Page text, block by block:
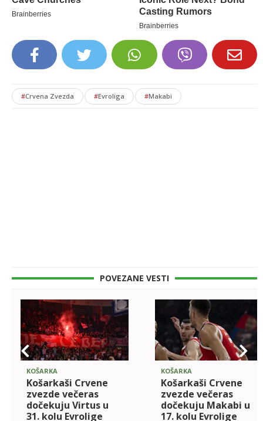
#Crvena Zvezda #Evroliga #Makabi
POVEZANE VESTI
KOŠARKA
Košarkaši Crvene
zvezde večeras
dočekuju Virtus u
31. kolu Evrolige
KOŠARKA
Košarkaši Crvene
zvezde večeras
dočekuju Makabi u
17. kolu Evrolige